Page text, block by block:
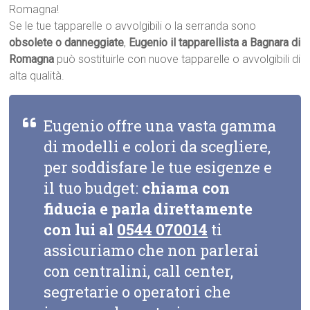
Romagna!
Se le tue tapparelle o avvolgibili o la serranda sono
obsolete o danneggiate, Eugenio il tapparellista a Bagnara di
Romagna può sostituirle con nuove tapparelle o avvolgibili di
alta qualità.
Eugenio offre una vasta gamma
di modelli e colori da scegliere,
per soddisfare le tue esigenze e
il tuo budget: chiama con
fiducia e parla direttamente
con lui al 0544 070014 ti
assicuriamo che non parlerai
con centralini, call center,
segretarie o operatori che